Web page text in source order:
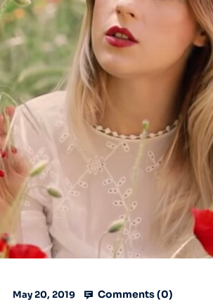
May 20, 2019 Comments (0)